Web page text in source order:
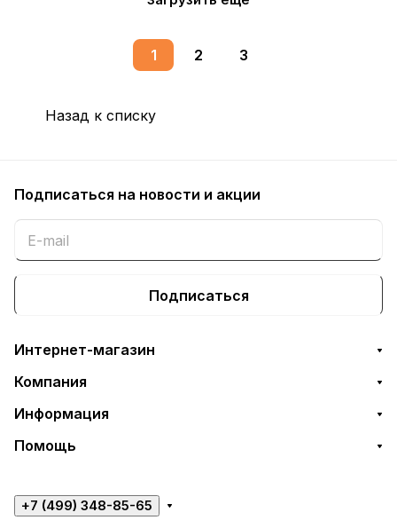
1 2 3
Назад к списку
Подписаться на новости и акции
Подписаться
Интернет-магазин
Компания
Информация
Помощь
+7 (499) 348-85-65